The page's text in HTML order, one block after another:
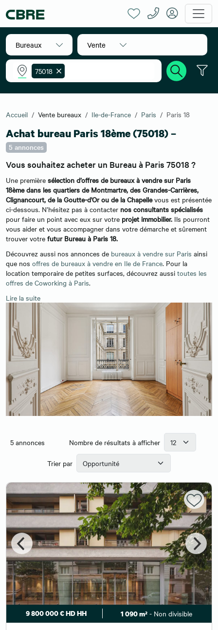
Bureaux Vente
75018
Accueil Vente bureaux Ile-de-France Paris Paris 18
Achat bureau Paris 18ème (75018) –
5 annonces
Vous souhaitez acheter un Bureau à Paris 75018 ?
Une première sélection d’offres de bureaux à vendre sur Paris
18ème dans les quartiers de Montmartre, des Grandes-Carrières,
Clignancourt, de la Goutte-d'Or ou de la Chapelle vous est présentée
ci-dessous. N’hésitez pas à contacter nos consultants spécialisés
pour faire un point avec eux sur votre projet immobilier. Ils pourront
vous aider et vous accompagner dans votre démarche et sûrement
trouver votre futur Bureau à Paris 18.
Découvrez aussi nos annonces de bureaux à vendre sur Paris ainsi
que nos offres de bureaux à vendre en Ile de France. Pour la
location temporaire de petites surfaces, découvrez aussi toutes les
offres de Coworking à Paris.
Lire la suite
5annonces Nombre de résultats à afficher
Trier par
9 800 000 € HD HH 1 090 m² - Non divisible